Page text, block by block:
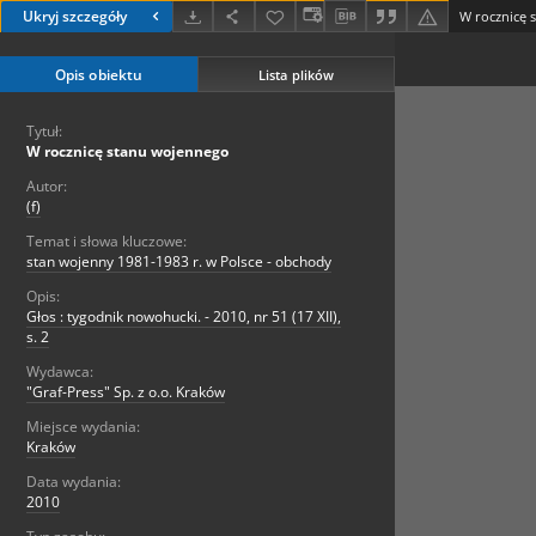
Ukryj szczegóły W rocznicę
Opis obiektu Lista plików
Tytuł:
W rocznicę stanu wojennego
Autor:
(f)
Temat i słowa kluczowe:
stan wojenny 1981-1983 r. w Polsce - obchody
Opis:
Głos : tygodnik nowohucki. - 2010, nr 51 (17 XII),
s. 2
Wydawca:
"Graf-Press" Sp. z o.o. Kraków
Miejsce wydania:
Kraków
Data wydania:
2010